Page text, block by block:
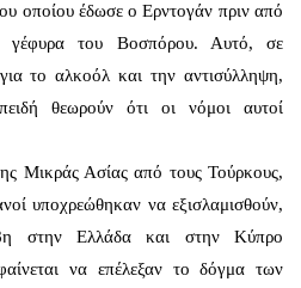
οποίου έδωσε ο Ερντογάν πριν από
γέφυρα του Βοσπόρου. Αυτό, σε
το αλκοόλ και την αντισύλληψη,
θεωρούν ότι οι νόμοι αυτοί
Ασίας από τους Τούρκους,
υποχρεώθηκαν να εξισλαμισθούν,
στην Ελλάδα και στην Κύπρο
να επέλεξαν το δόγμα των